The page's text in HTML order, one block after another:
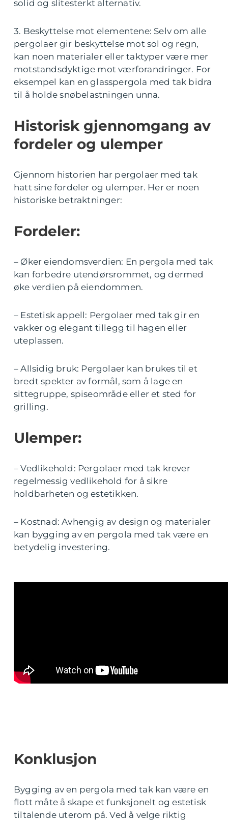
solid og slitesterkt alternativ.
3. Beskyttelse mot elementene: Selv om alle
pergolaer gir beskyttelse mot sol og regn,
kan noen materialer eller taktyper være mer
motstandsdyktige mot værforandringer. For
eksempel kan en glasspergola med tak bidra
til å holde snøbelastningen unna.
Historisk gjennomgang av
fordeler og ulemper
Gjennom historien har pergolaer med tak
hatt sine fordeler og ulemper. Her er noen
historiske betraktninger:
Fordeler:
– Øker eiendomsverdien: En pergola med tak
kan forbedre utendørsrommet, og dermed
øke verdien på eiendommen.
– Estetisk appell: Pergolaer med tak gir en
vakker og elegant tillegg til hagen eller
uteplassen.
– Allsidig bruk: Pergolaer kan brukes til et
bredt spekter av formål, som å lage en
sittegruppe, spiseområde eller et sted for
grilling.
Ulemper:
– Vedlikehold: Pergolaer med tak krever
regelmessig vedlikehold for å sikre
holdbarheten og estetikken.
– Kostnad: Avhengig av design og materialer
kan bygging av en pergola med tak være en
betydelig investering.
Konklusjon
Bygging av en pergola med tak kan være en
flott måte å skape et funksjonelt og estetisk
tiltalende uterom på. Ved å velge riktig